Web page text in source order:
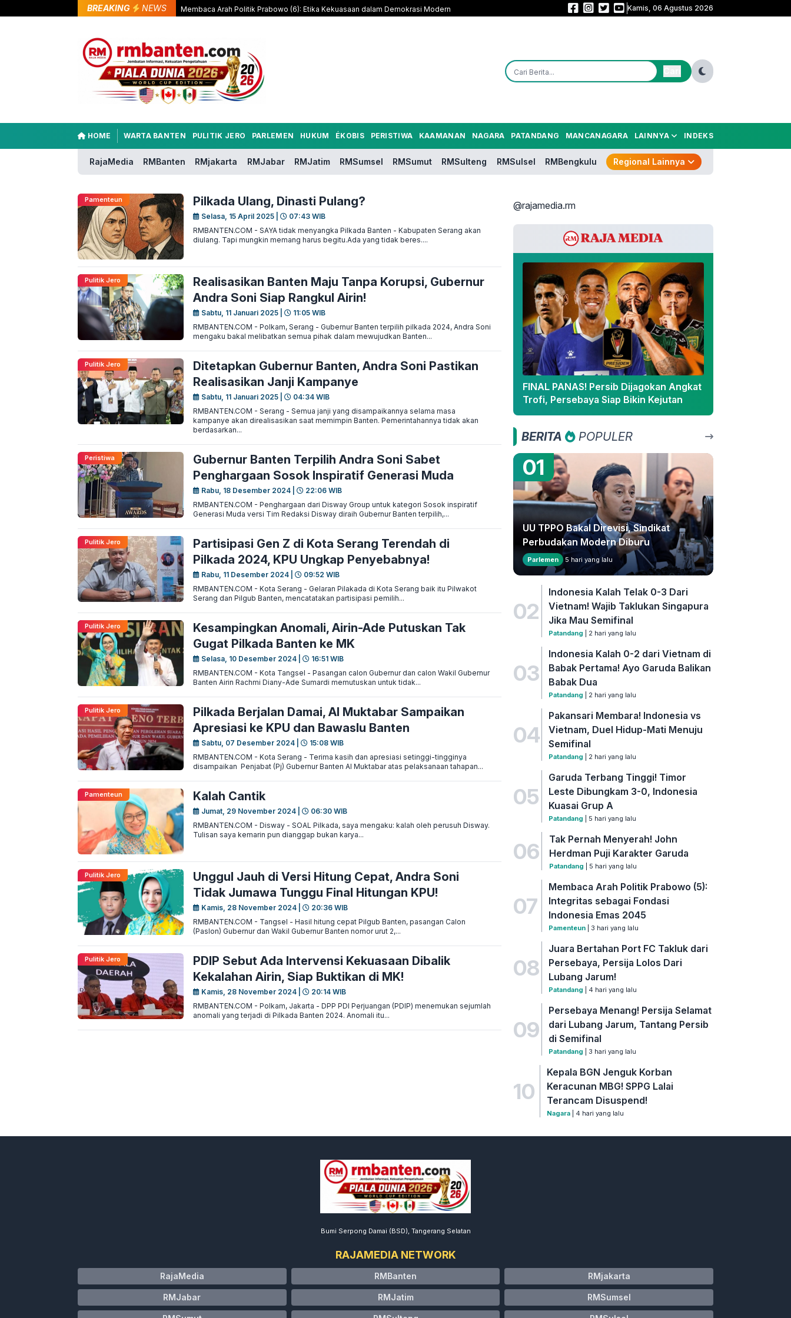
BREAKING NEWS Membaca Arah Politik Prabowo (6): Etika Kekuasaan dalam Demokrasi Modern Banten Perkuat Pasokan Listrik! Andra Soni Siapkan Fondasi Baru
Kamis, 06 Agustus 2026
HOME WARTA BANTEN PULITIK JERO PARLEMEN HUKUM ÉKOBIS PERISTIWA KAAMANAN NAGARA PATANDANG MANCANAGARA LAINNYA INDEKS
RajaMedia RMBanten RMjakarta RMJabar RMJatim RMSumsel RMSumut RMSulteng RMSulsel RMBengkulu Regional Lainnya
Pamenteun Pilkada Ulang, Dinasti Pulang?
Selasa, 15 April 2025 |
07:43 WIB
RMBANTEN.COM - SAYA tidak menyangka Pilkada Banten - Kabupaten Serang akan
diulang. Tapi mungkin memang harus begitu.Ada yang tidak beres....
Pulitik Jero
Realisasikan Banten Maju Tanpa Korupsi, Gubernur
Andra Soni Siap Rangkul Airin!
Sabtu, 11 Januari 2025 |
11:05 WIB
RMBANTEN.COM - Polkam, Serang - Gubernur Banten terpilih pilkada 2024, Andra Soni
mengaku bakal melibatkan semua pihak dalam mewujudkan Banten...
Pulitik Jero
Ditetapkan Gubernur Banten, Andra Soni Pastikan
Realisasikan Janji Kampanye
Sabtu, 11 Januari 2025 |
04:34 WIB
RMBANTEN.COM - Serang - Semua janji yang disampaikannya selama masa
kampanye akan direalisasikan saat memimpin Banten. Pemerintahannya tidak akan
berdasarkan...
Peristiwa
Gubernur Banten Terpilih Andra Soni Sabet
Penghargaan Sosok Inspiratif Generasi Muda
Rabu, 18 Desember 2024 |
22:06 WIB
RMBANTEN.COM - Penghargaan dari Disway Group untuk kategori Sosok inspiratif
Generasi Muda versi Tim Redaksi Disway diraih Gubernur Banten terpilih,...
Pulitik Jero
Partisipasi Gen Z di Kota Serang Terendah di
Pilkada 2024, KPU Ungkap Penyebabnya!
Rabu, 11 Desember 2024 |
09:52 WIB
RMBANTEN.COM - Kota Serang - Gelaran Pilakada di Kota Serang baik itu Pilwakot
Serang dan Pilgub Banten, mencatatakan partisipasi pemilih...
Pulitik Jero
Kesampingkan Anomali, Airin-Ade Putuskan Tak
Gugat Pilkada Banten ke MK
Selasa, 10 Desember 2024 |
16:51 WIB
RMBANTEN.COM - Kota Tangsel - Pasangan calon Gubernur dan calon Wakil Gubernur
Banten Airin Rachmi Diany-Ade Sumardi memutuskan untuk tidak...
Pulitik Jero
Pilkada Berjalan Damai, Al Muktabar Sampaikan
Apresiasi ke KPU dan Bawaslu Banten
Sabtu, 07 Desember 2024 |
15:08 WIB
RMBANTEN.COM - Kota Serang - Terima kasih dan apresiasi setinggi-tingginya
disampaikan Penjabat (Pj) Gubernur Banten Al Muktabar atas pelaksanaan tahapan...
Pamenteun Kalah Cantik
Jumat, 29 November 2024 |
06:30 WIB
RMBANTEN.COM - Disway - SOAL Pilkada, saya mengaku: kalah oleh perusuh Disway.
Tulisan saya kemarin pun dianggap bukan karya...
Pulitik Jero
Unggul Jauh di Versi Hitung Cepat, Andra Soni
Tidak Jumawa Tunggu Final Hitungan KPU!
Kamis, 28 November 2024 |
20:36 WIB
RMBANTEN.COM - Tangsel - Hasil hitung cepat Pilgub Banten, pasangan Calon
(Paslon) Gubernur dan Wakil Gubernur Banten nomor urut 2,...
Pulitik Jero
PDIP Sebut Ada Intervensi Kekuasaan Dibalik
Kekalahan Airin, Siap Buktikan di MK!
Kamis, 28 November 2024 |
20:14 WIB
RMBANTEN.COM - Polkam, Jakarta - DPP PDI Perjuangan (PDIP) menemukan sejumlah
anomali yang terjadi di Pilkada Banten 2024. Anomali itu...
@rajamedia.rm
FINAL PANAS! Persib Dijagokan Angkat
Trofi, Persebaya Siap Bikin Kejutan
BERITA POPULER
01
UU TPPO Bakal Direvisi, Sindikat
Perbudakan Modern Diburu
Parlemen 5 hari yang lalu
02
Indonesia Kalah Telak 0-3 Dari
Vietnam! Wajib Taklukan Singapura
Jika Mau Semifinal
Patandang | 2 hari yang lalu
03
Indonesia Kalah 0-2 dari Vietnam di
Babak Pertama! Ayo Garuda Balikan
Babak Dua
Patandang | 2 hari yang lalu
04
Pakansari Membara! Indonesia vs
Vietnam, Duel Hidup-Mati Menuju
Semifinal
Patandang | 2 hari yang lalu
05
Garuda Terbang Tinggi! Timor
Leste Dibungkam 3-0, Indonesia
Kuasai Grup A
Patandang | 5 hari yang lalu
06
Tak Pernah Menyerah! John
Herdman Puji Karakter Garuda
Patandang | 5 hari yang lalu
07
Membaca Arah Politik Prabowo (5):
Integritas sebagai Fondasi
Indonesia Emas 2045
Pamenteun | 3 hari yang lalu
08
Juara Bertahan Port FC Takluk dari
Persebaya, Persija Lolos Dari
Lubang Jarum!
Patandang | 4 hari yang lalu
09
Persebaya Menang! Persija Selamat
dari Lubang Jarum, Tantang Persib
di Semifinal
Patandang | 3 hari yang lalu
10
Kepala BGN Jenguk Korban
Keracunan MBG! SPPG Lalai
Terancam Disuspend!
Nagara | 4 hari yang lalu
Bumi Serpong Damai (BSD), Tangerang Selatan
RAJAMEDIA NETWORK
RajaMedia RMBanten RMjakarta
RMJabar RMJatim RMSumsel